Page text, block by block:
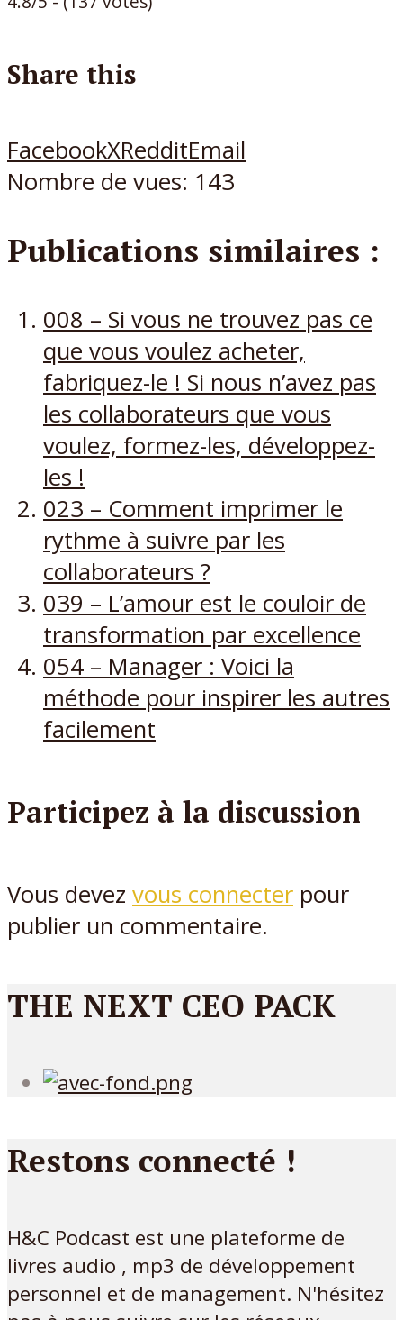
Share this
FacebookXRedditEmail
Nombre de vues: 143
Publications similaires :
008 – Si vous ne trouvez pas ce
que vous voulez acheter,
fabriquez-le ! Si nous n’avez pas
les collaborateurs que vous
voulez, formez-les, développez-
les !
023 – Comment imprimer le
rythme à suivre par les
collaborateurs ?
039 – L’amour est le couloir de
transformation par excellence
054 – Manager : Voici la
méthode pour inspirer les autres
facilement
Participez à la discussion
Vous devez vous connecter pour
publier un commentaire.
THE NEXT CEO PACK
Restons connecté !
H&C Podcast est une plateforme de
livres audio , mp3 de développement
personnel et de management. N'hésitez